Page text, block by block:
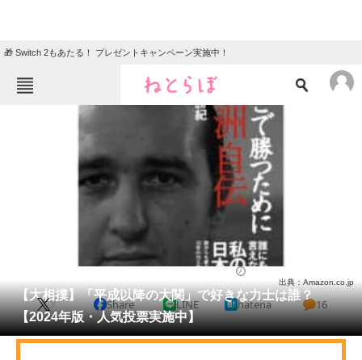
🎁 Switch 2もあたる！ プレゼントキャンペーン実施中！
ねとらぼメニュー
ニュース
クイズ
リサーチ
会員記事
メディア
【大相撲】「平成以降の大関」で好きな力士は誰？
【2024年版・人気投票実施中】
出典：Amazon.co.jp
X Share LINE hatena 16